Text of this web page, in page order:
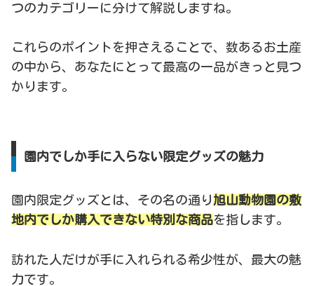
つのカテゴリーに分けて解説しますね。
これらのポイントを押さえることで、数あるお土産
の中から、あなたにとって最高の一品がきっと見つ
かります。
園内でしか手に入らない限定グッズの魅力
園内限定グッズとは、その名の通り旭山動物園の敷
地内でしか購入できない特別な商品を指します。
訪れた人だけが手に入れられる希少性が、最大の魅
力です。